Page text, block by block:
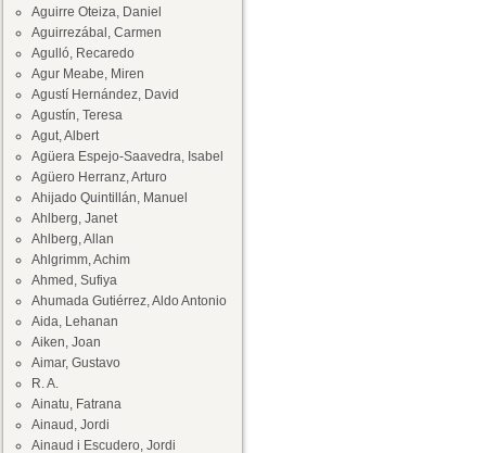
Aguirre Oteiza, Daniel
Aguirrezábal, Carmen
Agulló, Recaredo
Agur Meabe, Miren
Agustí Hernández, David
Agustín, Teresa
Agut, Albert
Agüera Espejo-Saavedra, Isabel
Agüero Herranz, Arturo
Ahijado Quintillán, Manuel
Ahlberg, Janet
Ahlberg, Allan
Ahlgrimm, Achim
Ahmed, Sufiya
Ahumada Gutiérrez, Aldo Antonio
Aida, Lehanan
Aiken, Joan
Aimar, Gustavo
R. A.
Ainatu, Fatrana
Ainaud, Jordi
Ainaud i Escudero, Jordi